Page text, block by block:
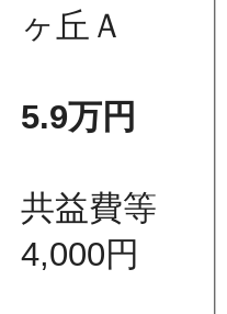
ヶ丘Ａ
5.9万円
共益費等
4,000円